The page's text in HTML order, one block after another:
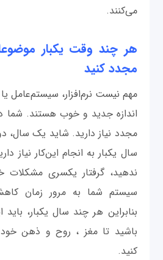
می‌کنند.
هر چند وقت یکبار
مجدد کنید
مهم نیست نرم‌افزار، سیستم‌عامل
اندازه جدید و خوب هستند. شما
مجدد نیاز دارید. شاید یک سال،
سال یکبار به انجام این‌کار نیاز
ندهید، گرفتار یکسری
سیستم شما به مرور زمان
بنابراین هر چند سال یکبار،
باشید تا مغز ، روح و ذهن
کنید.